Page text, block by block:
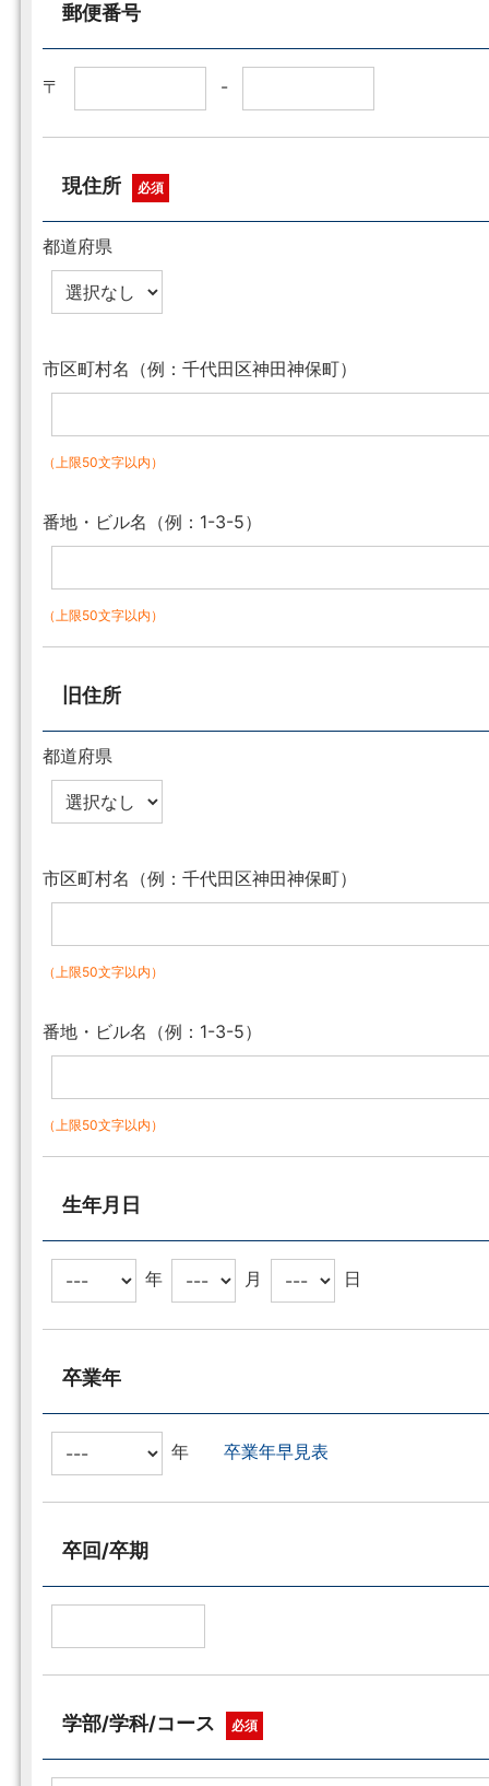
郵便番号
〒 -
現住所 必須
都道府県
市区町村名（例：千代田区神田神保町）
（上限50文字以内）
番地・ビル名（例：1-3-5）
（上限50文字以内）
旧住所
都道府県
市区町村名（例：千代田区神田神保町）
（上限50文字以内）
番地・ビル名（例：1-3-5）
（上限50文字以内）
生年月日
年 月 日
卒業年
年卒業年早見表
卒回/卒期
学部/学科/コース 必須